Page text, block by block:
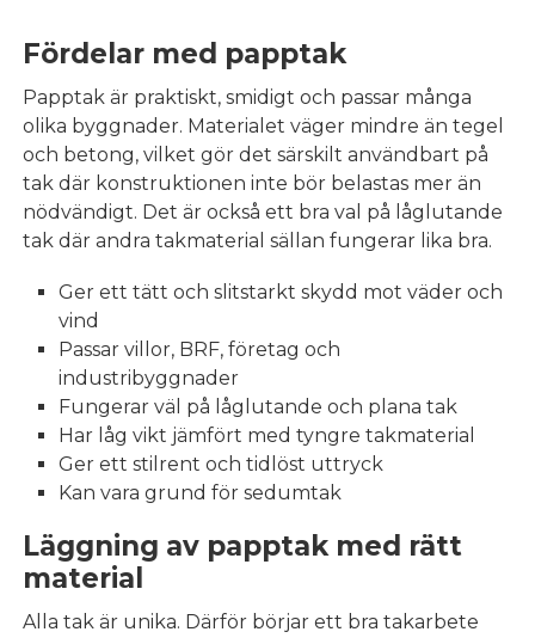
Fördelar med papptak
Papptak är praktiskt, smidigt och passar många
olika byggnader. Materialet väger mindre än tegel
och betong, vilket gör det särskilt användbart på
tak där konstruktionen inte bör belastas mer än
nödvändigt. Det är också ett bra val på låglutande
tak där andra takmaterial sällan fungerar lika bra.
Ger ett tätt och slitstarkt skydd mot väder och
vind
Passar villor, BRF, företag och
industribyggnader
Fungerar väl på låglutande och plana tak
Har låg vikt jämfört med tyngre takmaterial
Ger ett stilrent och tidlöst uttryck
Kan vara grund för sedumtak
Läggning av papptak med rätt
material
Alla tak är unika. Därför börjar ett bra takarbete